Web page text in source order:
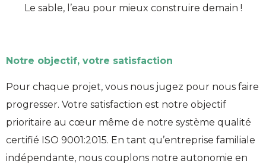
Le sable, l’eau pour mieux construire demain !
Notre objectif, votre satisfaction
Pour chaque projet, vous nous jugez pour nous faire
progresser. Votre satisfaction est notre objectif
prioritaire au cœur même de notre système qualité
certifié ISO 9001:2015. En tant qu’entreprise familiale
indépendante, nous couplons notre autonomie en